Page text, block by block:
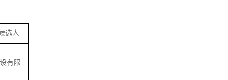
选人
有限